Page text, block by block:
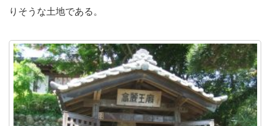
りそうな土地である。